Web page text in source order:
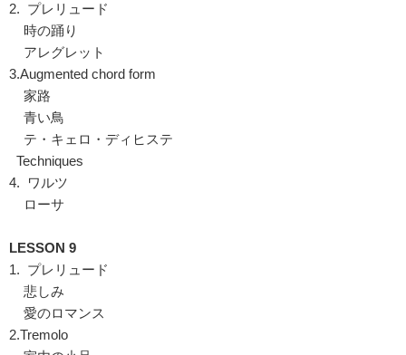
2. プレリュード
時の踊り
アレグレット
3.Augmented chord form
家路
青い鳥
テ・キェロ・ディヒステ
Techniques
4. ワルツ
ローサ
LESSON 9
1. プレリュード
悲しみ
愛のロマンス
2.Tremolo